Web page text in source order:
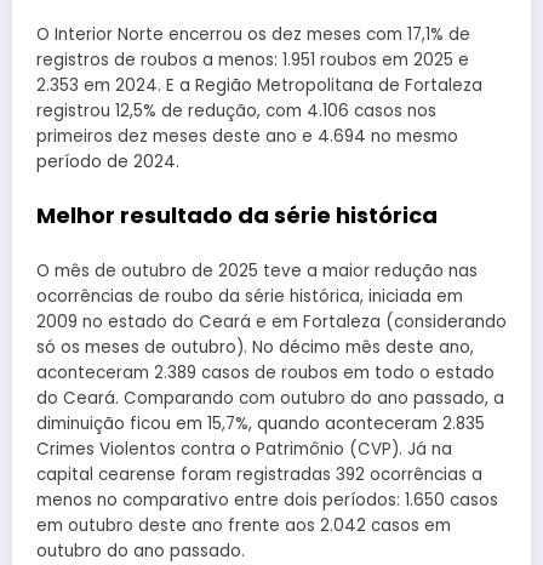
O Interior Norte encerrou os dez meses com 17,1% de
registros de roubos a menos: 1.951 roubos em 2025 e
2.353 em 2024. E a Região Metropolitana de Fortaleza
registrou 12,5% de redução, com 4.106 casos nos
primeiros dez meses deste ano e 4.694 no mesmo
período de 2024.
Melhor resultado da série histórica
O mês de outubro de 2025 teve a maior redução nas
ocorrências de roubo da série histórica, iniciada em
2009 no estado do Ceará e em Fortaleza (considerando
só os meses de outubro). No décimo mês deste ano,
aconteceram 2.389 casos de roubos em todo o estado
do Ceará. Comparando com outubro do ano passado, a
diminuição ficou em 15,7%, quando aconteceram 2.835
Crimes Violentos contra o Patrimônio (CVP). Já na
capital cearense foram registradas 392 ocorrências a
menos no comparativo entre dois períodos: 1.650 casos
em outubro deste ano frente aos 2.042 casos em
outubro do ano passado.